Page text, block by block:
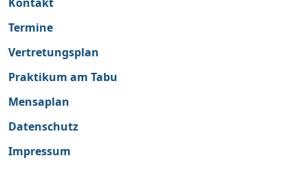
Termine
Vertretungsplan
Praktikum am Tabu
Mensaplan
Datenschutz
Impressum